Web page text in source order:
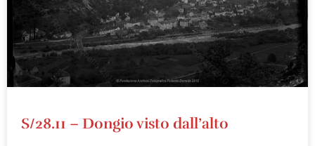
S/28.11 – Dongio visto dall’alto